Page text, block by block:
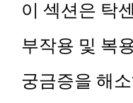
이 섹션은 탁
부작용 및 복
궁금증을 해